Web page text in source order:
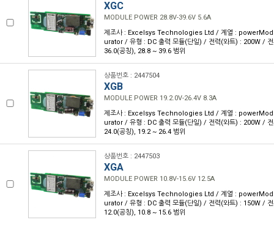
XGC
MODULE POWER 28.8V-39.6V 5.6A
제조사 : Excelsys Technologies Ltd / 계열 :
urator / 유형 : DC 출력 모듈(단일) / 전력(와트) : 200W /
36.0(공칭), 28.8 ~ 39.6 범위
상품번호 : 2447504
XGB
MODULE POWER 19.2.0V-26.4V 8.3A
제조사 : Excelsys Technologies Ltd / 계열 :
urator / 유형 : DC 출력 모듈(단일) / 전력(와트) : 200W /
24.0(공칭), 19.2 ~ 26.4 범위
상품번호 : 2447503
XGA
MODULE POWER 10.8V-15.6V 12.5A
제조사 : Excelsys Technologies Ltd / 계열 :
urator / 유형 : DC 출력 모듈(단일) / 전력(와트) : 150W /
12.0(공칭), 10.8 ~ 15.6 범위